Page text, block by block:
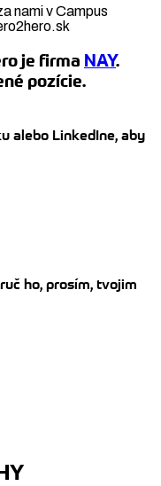
nami v Campus
je firma NAY.
pozície.
alebo LinkedIne, aby
ho, prosím, tvojim